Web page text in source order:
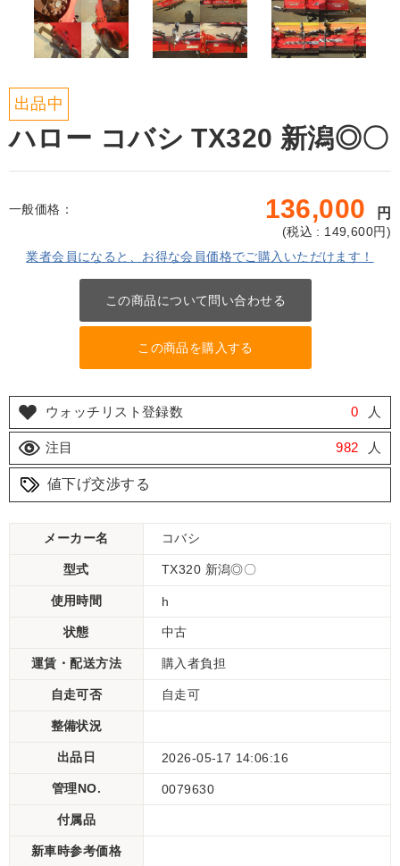
出品中
ハロー コバシ TX320 新潟◎〇
一般価格： 136,000 円
(税込 : 149,600円)
業者会員になると、お得な会員価格でご購入いただけます！
この商品について問い合わせる
この商品を購入する
ウォッチリスト登録数 0 人
注目 982 人
値下げ交渉する
メーカー名 コバシ
型式 TX320 新潟◎〇
使用時間 h
状態 中古
運賃・配送方法 購入者負担
自走可否 自走可
整備状況
出品日 2026-05-17 14:06:16
管理NO. 0079630
付属品
新車時参考価格